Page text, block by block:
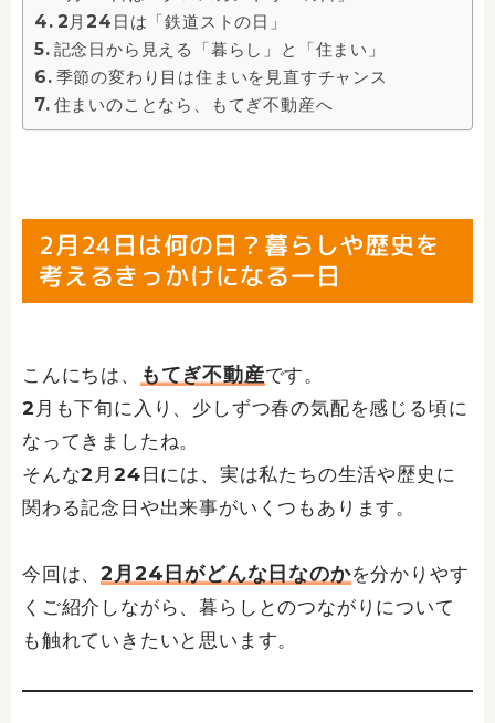
2月24日は「鉄道ストの日」
記念日から見える「暮らし」と「住まい」
季節の変わり目は住まいを見直すチャンス
住まいのことなら、もてぎ不動産へ
2月24日は何の日？暮らしや歴史を
考えるきっかけになる一日
こんにちは、 もてぎ不動産です。
2月も下旬に入り、少しずつ春の気配を感じる頃に
なってきましたね。
そんな2月24日には、実は私たちの生活や歴史に
関わる記念日や出来事がいくつもあります。
今回は、2月24日がどんな日なのかを分かりやす
くご紹介しながら、暮らしとのつながりについて
も触れていきたいと思います。